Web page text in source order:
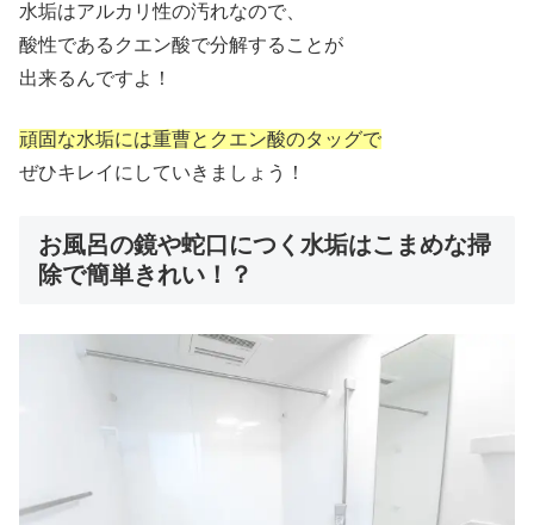
水垢はアルカリ性の汚れなので、
酸性であるクエン酸で分解することが
出来るんですよ！
頑固な水垢には重曹とクエン酸のタッグで
ぜひキレイにしていきましょう！
お風呂の鏡や蛇口につく水垢はこまめな掃
除で簡単きれい！？